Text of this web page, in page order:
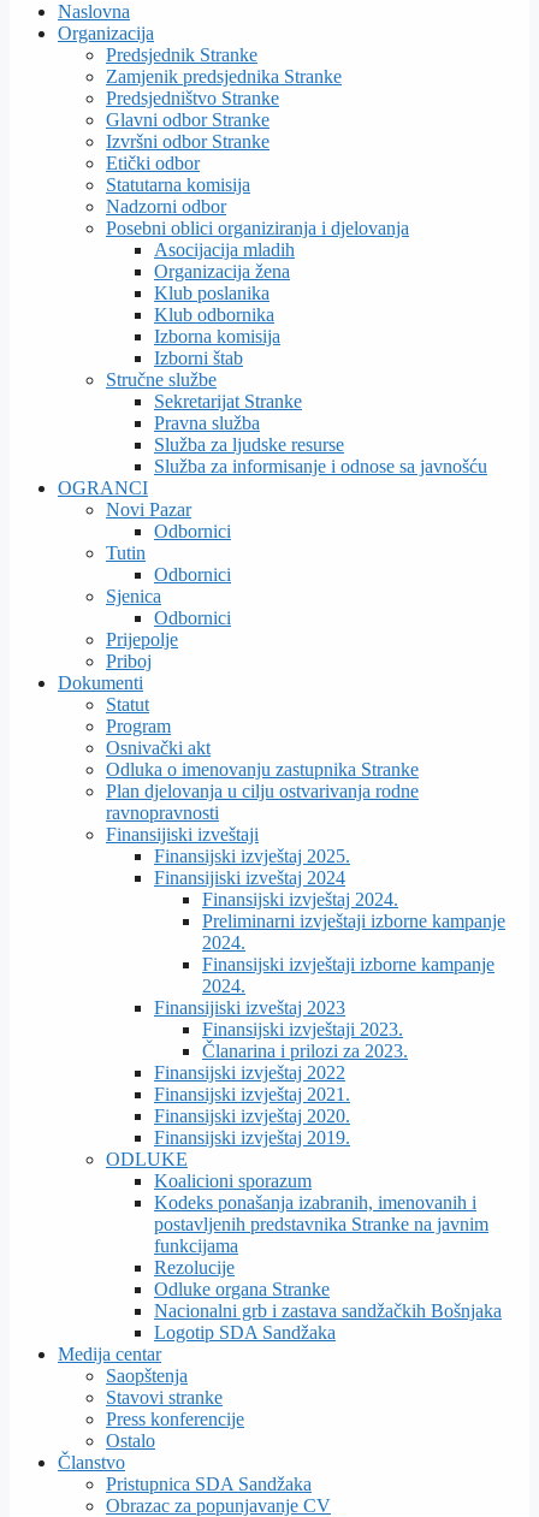
Naslovna
Organizacija
Predsjednik Stranke
Zamjenik predsjednika Stranke
Predsjedništvo Stranke
Glavni odbor Stranke
Izvršni odbor Stranke
Etički odbor
Statutarna komisija
Nadzorni odbor
Posebni oblici organiziranja i djelovanja
Asocijacija mladih
Organizacija žena
Klub poslanika
Klub odbornika
Izborna komisija
Izborni štab
Stručne službe
Sekretarijat Stranke
Pravna služba
Služba za ljudske resurse
Služba za informisanje i odnose sa javnošću
OGRANCI
Novi Pazar
Odbornici
Tutin
Odbornici
Sjenica
Odbornici
Prijepolje
Priboj
Dokumenti
Statut
Program
Osnivački akt
Odluka o imenovanju zastupnika Stranke
Plan djelovanja u cilju ostvarivanja rodne
ravnopravnosti
Finansijiski izveštaji
Finansijski izvještaj 2025.
Finansijiski izveštaj 2024
Finansijski izvještaj 2024.
Preliminarni izvještaji izborne kampanje
2024.
Finansijski izvještaji izborne kampanje
2024.
Finansijiski izveštaj 2023
Finansijski izvještaji 2023.
Članarina i prilozi za 2023.
Finansijski izvještaj 2022
Finansijski izvještaj 2021.
Finansijski izvještaj 2020.
Finansijski izvještaj 2019.
ODLUKE
Koalicioni sporazum
Kodeks ponašanja izabranih, imenovanih i
postavljenih predstavnika Stranke na javnim
funkcijama
Rezolucije
Odluke organa Stranke
Nacionalni grb i zastava sandžačkih Bošnjaka
Logotip SDA Sandžaka
Medija centar
Saopštenja
Stavovi stranke
Press konferencije
Ostalo
Članstvo
Pristupnica SDA Sandžaka
Obrazac za popunjavanje CV